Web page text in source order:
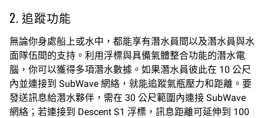
2. 追蹤功能
無論你身處船上或水中，都能享有潛水員間以及潛水員與水
面隊伍間的支持。利用浮標與具備氣體整合功能的潛水電
腦，你可以獲得多項潛水數據。如果潛水員彼此在 10 公尺
內並連接到 SubWave 網絡，就能追蹤氣瓶壓力和距離。要
發送訊息給潛水夥伴，需在 30 公尺範圍內連接 SubWave
網絡；若連接到 Descent S1 浮標，訊息距離可延伸到 100